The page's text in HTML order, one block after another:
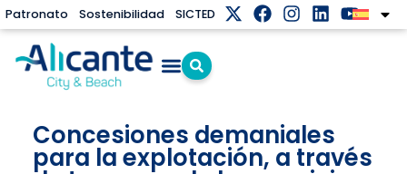
Patronato Sostenibilidad SICTED
Concesiones demaniales
para la explotación, a través